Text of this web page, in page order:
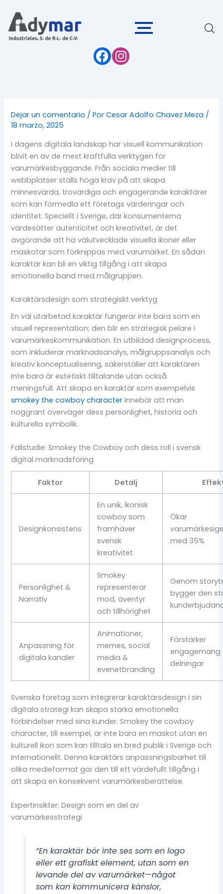
contenido
Dejar un comentario / PorCesar Adolfo Chavez Meza /
18 marzo, 2025
I dagens digitala landskap har visuell kommunikation
blivit en av de mest kraftfulla verktygen för
varumärkesbyggande. Från sociala medier till
webbplatser ställs höga krav på att skapa
minnesvärda, trovärdiga och engagerande karaktärer
som kan förmedla ett företags värderingar och
identitet. Speciellt i Sverige, där konsumenterna
värdesätter autenticitet och kreativitet, är det
avgörande att ha välutvecklade visuella ikoner eller
maskotar som förknippas med varumärket. En sådan
karaktär kan bli en viktig tillgång i att skapa
emotionella band med målgruppen.
Karaktärsdesign som strategiskt verktyg
En väl utarbetad karaktär fungerar inte bara som en
visuell representation; den blir en strategisk pelare i
varumärkeskommunikation. En utbildad designprocess,
som inkluderar marknadsanalys, målgruppsanalys och
kreativ konceptualisering, säkerställer att karaktären
inte bara är estetiskt tilltalande utan också
meningsfull. Att skapa en karaktär som exempelvis
smokey the cowboy character innebär att man
noggrant överväger dess personlighet, historia och
kulturella symbolik.
Fallstudie: Smokey the Cowboy och dess roll i svensk
digital marknadsföring
Faktor Detalj
Designkonsistens
En unik, ikonisk
cowboy som
framhäver
svensk
kreativitet
Ökar
med 35%
Personlighet &
Narrativ
Smokey
representerar
mod, äventyr
och tillhörighet
Genom
bygger den
Anpassning för
digitala kanaler
Animationer,
memes, social
media &
evenetbranding
Förstärker
engagemang
delningar
Svenska företag som integrerar karaktärsdesign i sin
digitala strategi kan skapa starka emotionella
förbindelser med sina kunder. Smokey the cowboy
character, till exempel, är inte bara en maskot utan en
kulturell ikon som kan tilltala en bred publik i Sverige och
internationellt. Denna karaktärs anpassningsbarhet till
olika medieformat gör den till ett värdefullt tillgång i
att skapa en konsekvent varumärkesberättelse.
Expertinsikter: Design som en del av
varumärkesstrategi
“En karaktär bör inte ses som en logo
eller ett grafiskt element, utan som en
levande del av varumärket—något
som kan kommunicera känslor,